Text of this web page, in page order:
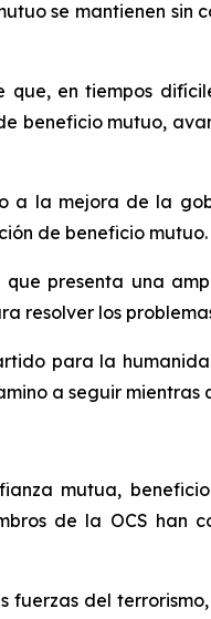
se mantienen
en tiempos
beneficio mutuo,
a la mejora de la
de beneficio mutuo.
presenta una
resolver los
para la
a seguir mientras
mutua,
de la OCS han
del